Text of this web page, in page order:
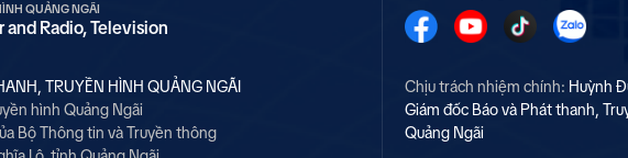
QUẢNG NGÃI
Radio, Television
TRUYỀN HÌNH QUẢNG NGÃI
hình Quảng Ngãi
Bộ Thông tin và Truyền thông
Chịu trách nhiệm chính: Huỳnh
Giám đốc Báo và Phát thanh,
Quảng Ngãi